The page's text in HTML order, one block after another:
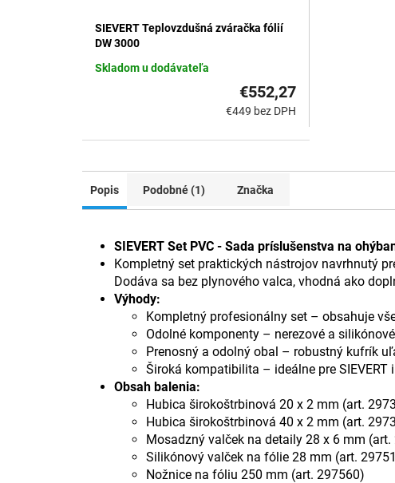
SIEVERT Teplovzdušná zváračka fólií
DW 3000
Skladom u dodávateľa
€449 bez DPH
€552,27
Popis Podobné (1) Značka
SIEVERT Set PVC - Sada príslušenstva na
Kompletný set praktických nástrojov navrhnutý
Dodáva sa bez plynového valca, vhodná ako
Výhody:
Kompletný profesionálny set – obsahuje
Odolné komponenty – nerezové a
Prenosný a odolný obal – robustný kufrík
Široká kompatibilita – ideálne pre
Obsah balenia:
Hubica širokoštrbinová 20 x 2 mm (art.
Hubica širokoštrbinová 40 x 2 mm (art.
Mosadzný valček na detaily 28 x 6 mm (art.
Silikónový valček na fólie 28 mm (art.
Nožnice na fóliu 250 mm (art. 297560)